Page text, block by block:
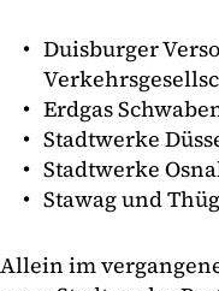
Duisburger
Erdgas
Stadtwerke
Stadtwerke
Stawag und
Allein im